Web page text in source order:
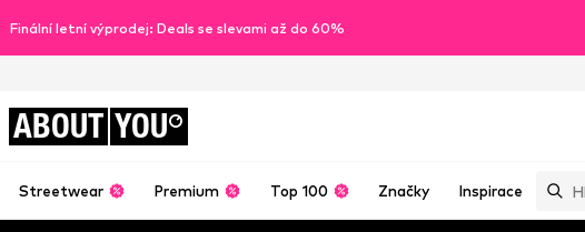
Finální letní výprodej: Deals se slevami až do 60%
ABOUT YOU
Streetwear Premium Top 100 Značky Inspirace